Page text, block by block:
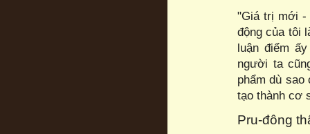
"Giá trị mới -
động của tôi
luận điểm
người ta
phẩm dù sao
tạo thành cơ
Pru-đông